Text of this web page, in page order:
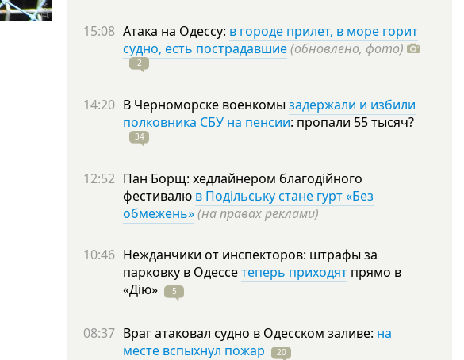
15:08 Атака на Одессу: в городе прилет, в море горит
судно, есть пострадавшие(обновлено, фото)
2
14:20 В Черноморске военкомы задержали и избили
полковника СБУ на пенсии: пропали 55тысяч?
34
12:52 Пан Борщ: хедлайнером благодійного
фестивалю в Подільську стане гурт «Без
обмежень»(на правах реклами)
10:46 Нежданчики от инспекторов: штрафы за
парковку в Одессетеперь приходят прямо в
«Дію»
5
08:37 Враг атаковал судно в Одесском заливе: на
месте вспыхнул пожар
20